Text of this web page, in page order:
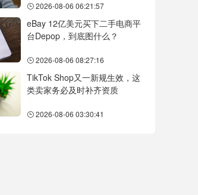
2026-08-06 06:21:57
eBay 12亿美元买下二手电商平
台Depop，到底图什么？
2026-08-06 08:27:16
TikTok Shop又一新规生效，这
类卖家务必及时补齐资质
2026-08-06 03:30:41